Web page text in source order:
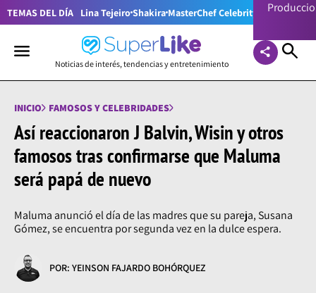
TEMAS DEL DÍA Lina TejeiroShakira MasterChef Celebrity Colombia
Noticias de interés, tendencias y entretenimiento
INICIO FAMOSOS Y CELEBRIDADES
Así reaccionaron J Balvin, Wisin y otros
famosos tras confirmarse que Maluma
será papá de nuevo
Maluma anunció el día de las madres que su pareja, Susana
Gómez, se encuentra por segunda vez en la dulce espera.
POR: YEINSON FAJARDO BOHÓRQUEZ